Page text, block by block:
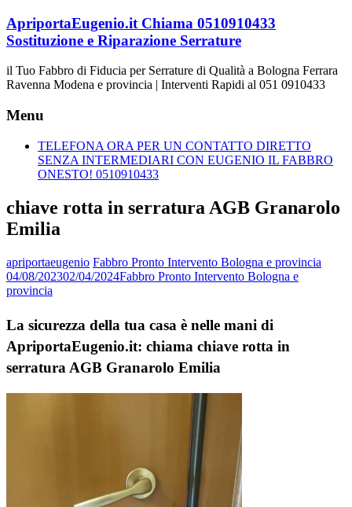
Vai
al
contenuto
ApriportaEugenio.it Chiama 0510910433
Sostituzione e Riparazione Serrature
il Tuo Fabbro di Fiducia per Serrature di Qualità a Bologna Ferrara
Ravenna Modena e provincia | Interventi Rapidi al 051 0910433
Menu
TELEFONA ORA PER UN CONTATTO DIRETTO
SENZA INTERMEDIARI CON EUGENIO IL FABBRO
ONESTO! 0510910433
chiave rotta in serratura AGB Granarolo
Emilia
apriportaeugenio Fabbro Pronto Intervento Bologna e provincia
04/08/202302/04/2024Fabbro Pronto Intervento Bologna e
provincia
La sicurezza della tua casa è nelle mani di
ApriportaEugenio.it: chiama chiave rotta in
serratura AGB Granarolo Emilia